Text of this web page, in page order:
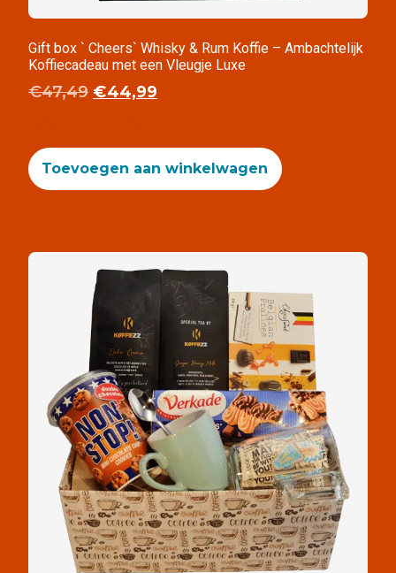
Gift box ` Cheers` Whisky & Rum Koffie – Ambachtelijk
Koffiecadeau met een Vleugje Luxe
€47,49 €44,99
Toevoegen aan winkelwagen